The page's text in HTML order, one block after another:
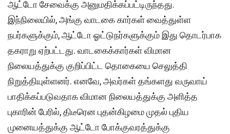
ஆட்டோ சேவைக்கு அனுமதிக்கப்பட்டிருந்தது.
இந்நிலையில், அங்கு வாடகை கார்கள் வைத்துள்ள
நபர்களுக்கும், ஆட்டோ ஓட்டுநர்களுக்கும் இது தொடர்பாக
தகராறு ஏற்பட்டது. வாடகைக்கார்கள் விமான
நிலையத்துக்கு குறிப்பிட்ட தொகையை செலுத்தி
நிறுத்தியுள்ளனர். எனவே, அவர்கள் தங்களது வருவாய்
பாதிக்கப்படுவதாக விமான நிலையத்துக்கு அளித்த
புகாரின் பேரில், திடீரென புதன்கிழமை முதல் புதிய
முனையத்துக்கு ஆட்டோ போக்குவரத்துக்கு